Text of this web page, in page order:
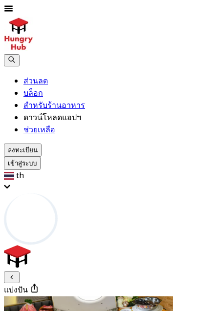
ส่วนลด
บล็อก
สำหรับร้านอาหาร
ดาวน์โหลดแอปฯ
ช่วยเหลือ
ลงทะเบียน
เข้าสู่ระบบ
th
แบ่งปัน